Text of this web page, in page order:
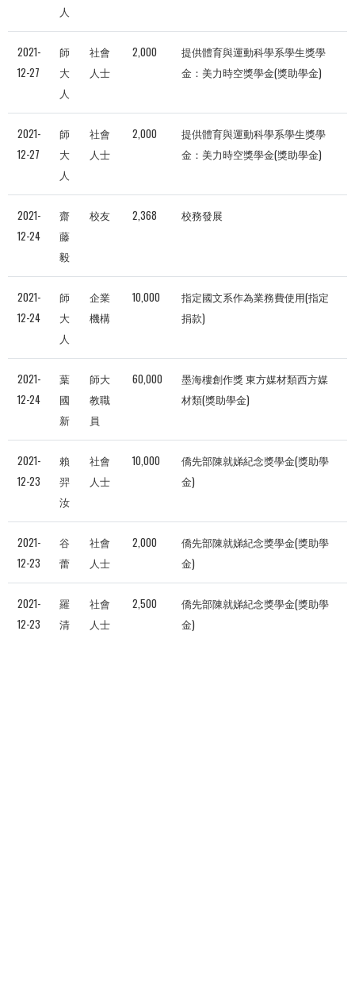
人
2021-
12-27
師
大
人
社會
人士
2,000
提供體育與運動科學系學生獎學
金：美力時空獎學金(獎助學金)
2021-
12-27
師
大
人
社會
人士
2,000
提供體育與運動科學系學生獎學
金：美力時空獎學金(獎助學金)
2021-
12-24
齋
藤
毅
校友 2,368 校務發展
2021-
12-24
師
大
人
企業
機構
10,000
指定國文系作為業務費使用(指定
捐款)
2021-
12-24
葉
國
新
師大
教職
員
60,000
墨海樓創作獎 東方媒材類西方媒
材類(獎助學金)
2021-
12-23
賴
羿
汝
社會
人士
10,000
僑先部陳就娣紀念獎學金(獎助學
金)
2021-
12-23
谷
蕾
社會
人士
2,000
僑先部陳就娣紀念獎學金(獎助學
金)
2021-
12-23
羅
清
社會
人士
2,500
僑先部陳就娣紀念獎學金(獎助學
金)